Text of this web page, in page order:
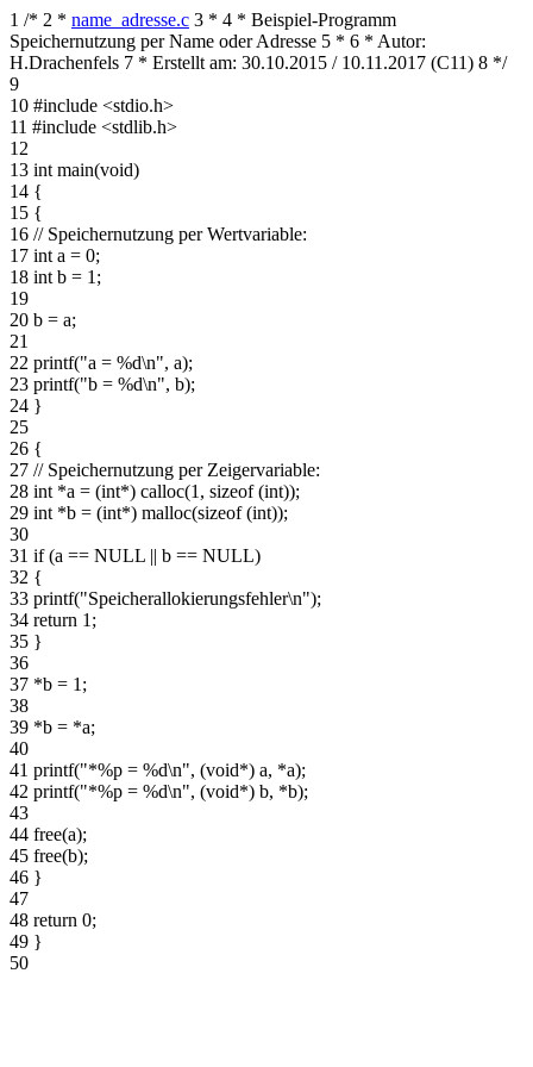
1 /* 2 * name_adresse.c 3 * 4 * Beispiel-Programm
Speichernutzung per Name oder Adresse 5 * 6 * Autor:
H.Drachenfels 7 * Erstellt am: 30.10.2015 / 10.11.2017 (C11) 8 */
9
10 #include <stdio.h>
11 #include <stdlib.h>
12
13 int main(void)
14 {
15 {
16 // Speichernutzung per Wertvariable:
17 int a = 0;
18 int b = 1;
19
20 b = a;
21
22 printf("a = %d\n", a);
23 printf("b = %d\n", b);
24 }
25
26 {
27 // Speichernutzung per Zeigervariable:
28 int *a = (int*) calloc(1, sizeof (int));
29 int *b = (int*) malloc(sizeof (int));
30
31 if (a == NULL || b == NULL)
32 {
33 printf("Speicherallokierungsfehler\n");
34 return 1;
35 }
36
37 *b = 1;
38
39 *b = *a;
40
41 printf("*%p = %d\n", (void*) a, *a);
42 printf("*%p = %d\n", (void*) b, *b);
43
44 free(a);
45 free(b);
46 }
47
48 return 0;
49 }
50